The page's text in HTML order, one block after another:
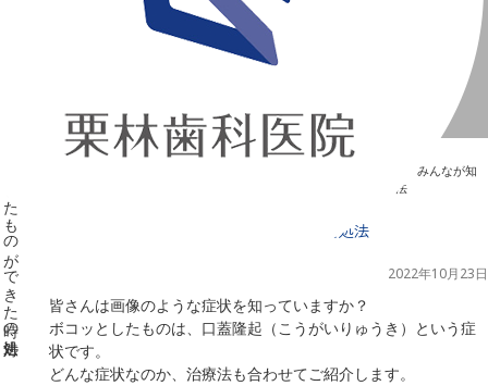
千葉県の新浦安にある歯医者｜上顎にボコッとしたものができた時の対処法 上顎にボコッとしたものができた時の対処法
みんなが知
上顎にボコッとしたものができた時の対処法
上顎にボコッとしたものができた時の対処法
2022年10月23日
皆さんは画像のような症状を知っていますか？
ボコッとしたものは、口蓋隆起（こうがいりゅうき）という症
状です。
どんな症状なのか、治療法も合わせてご紹介します。